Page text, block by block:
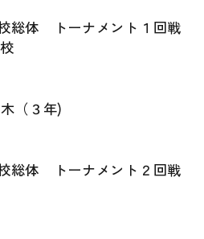
総体 トーナメント１回戦
（３年)
総体 トーナメント２回戦